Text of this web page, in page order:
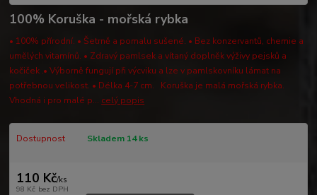
100% Koruška - mořská rybka
• 100% přírodní. • Šetrně a pomalu sušené. • Bez konzervantů, chemie a
umělých vitamínů. • Zdravý pamlsek a vítaný doplněk výživy pejsků a
kočiček .• Výborně fungují při výcviku a lze v pamlskovníku lámat na
potřebnou velikost. • Délka 4-7 cm. Koruška je malá mořská rybka.
Vhodná i pro malé p... celý popis
Dostupnost Skladem 14 ks
110 Kč/ks
98 Kč bez DPH